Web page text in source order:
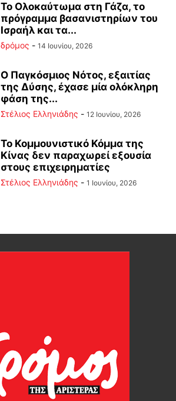
Το Ολοκαύτωμα στη Γάζα, το
πρόγραμμα βασανιστηρίων του
Ισραήλ και τα...
δρόμος - 14 Ιουνίου, 2026
Ο Παγκόσμιος Νότος, εξαιτίας
της Δύσης, έχασε μία ολόκληρη
φάση της...
Στέλιος Ελληνιάδης - 12 Ιουνίου, 2026
Το Κομμουνιστικό Κόμμα της
Κίνας δεν παραχωρεί εξουσία
στους επιχειρηματίες
Στέλιος Ελληνιάδης - 1 Ιουνίου, 2026